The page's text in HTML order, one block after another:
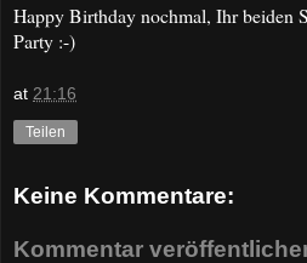
Happy Birthday nochmal, Ihr beiden
Party :-)
at 21:16
Teilen
Keine Kommentare:
Kommentar